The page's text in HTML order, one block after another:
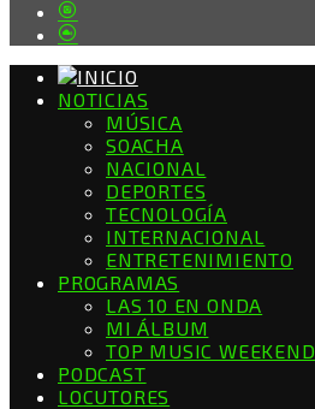
NOTICIAS
MÚSICA
SOACHA
NACIONAL
DEPORTES
TECNOLOGÍA
INTERNACIONAL
ENTRETENIMIENTO
PROGRAMAS
LAS 10 EN ONDA
MI ÁLBUM
TOP MUSIC WEEKEND
PODCAST
LOCUTORES